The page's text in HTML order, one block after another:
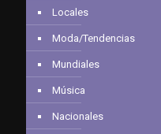
Locales
Moda/Tendencias
Mundiales
Música
Nacionales